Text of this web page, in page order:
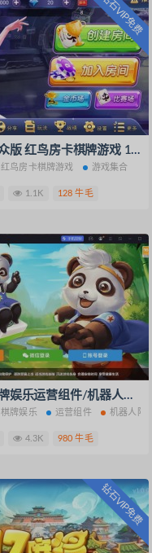
钻石VIP免费
红鸟棋牌大众版 红鸟房卡棋牌游戏 11款游戏集合运营版
红鸟房卡棋牌游戏 游戏集合
1.1K 128 牛毛
多多来了棋牌娱乐运营组件/机器人陪玩/后台控制/安卓苹果双端
棋牌娱乐 运营组件 机器人陪玩
4.3K 980 牛毛
钻石VIP免费